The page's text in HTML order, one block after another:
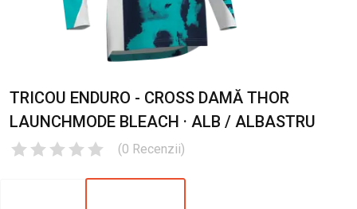
TRICOU ENDURO - CROSS DAMĂ THOR
LAUNCHMODE BLEACH · ALB / ALBASTRU
(0 Recenzii)